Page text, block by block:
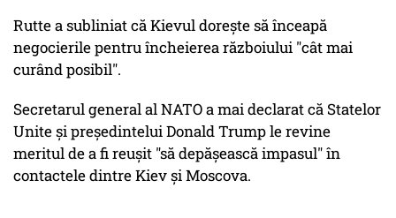
Rutte a subliniat că Kievul doreşte să înceapă
negocierile pentru încheierea războiului "cât mai
curând posibil".
Secretarul general al NATO a mai declarat că Statelor
Unite şi preşedintelui Donald Trump le revine
meritul de a fi reuşit "să depăşească impasul" în
contactele dintre Kiev şi Moscova.